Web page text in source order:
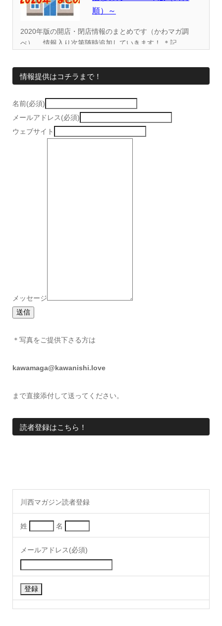
順）～
2020年版の開店・閉店情報のまとめです（かわマガ調
べ）。 情報入り次第随時追加していきます！ ＊記...
情報提供はコチラまで！
名前(必須)
メールアドレス(必須)
ウェブサイト
メッセージ
送信
＊写真をご提供下さる方は
kawamaga@kawanishi.love
まで直接添付して送ってください。
読者登録はこちら！
川西マガジン読者登録
姓 名
メールアドレス(必須)